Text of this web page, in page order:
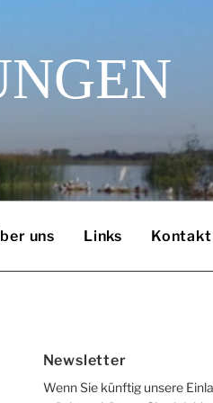
uns Links Kontakt
Newsletter
Wenn Sie künftig unsere